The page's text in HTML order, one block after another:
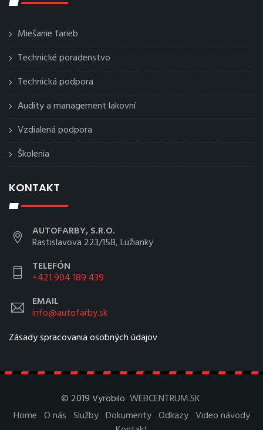
Miešanie farieb
Technické poradenstvo
Technická podpora
Audity a management lakovní
Vzdialená podpora
Školenia
KONTAKT
AUTOFARBY, S.R.O.
Rastislavova 223/158, Lužianky
TELEFÓN
+421 904 189 439
EMAIL
info@autofarby.sk
Zásady spracovania osobných údajov
© 2019 Vyrobilo WEBCENTRUM.SK
Home O nás Služby Dokumenty Odkazy Video návody